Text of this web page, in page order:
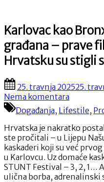
Karlovac kao
građana – prave
Hrvatsku su stigli
Posted
on
25. travnja 202525.
Nema komentara
Karlovac
kao
Bronx!
Pred
očima
građana
–
prave
Događanja, Lifestile,
Hrvatska je nakratko
ste pročitali – u Lijepu
kaskaderi koji su već
u Karlovcu. Uz domaće
STUNT Festival – 3, 2, 1…
ulična borba, adrenalinski